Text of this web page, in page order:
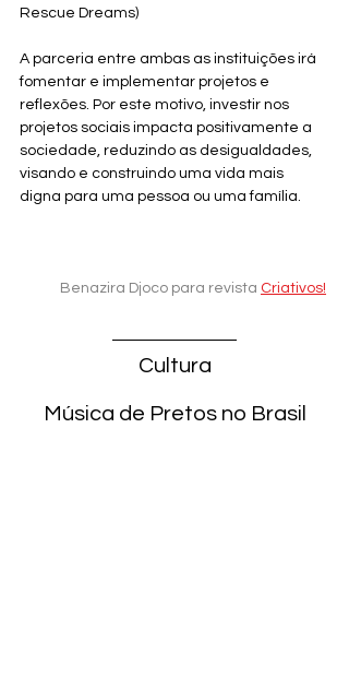
Rescue Dreams)
A parceria entre ambas as instituições irá
fomentar e implementar projetos e
reflexões. Por este motivo, investir nos
projetos sociais impacta positivamente a
sociedade, reduzindo as desigualdades,
visando e construindo uma vida mais
digna para uma pessoa ou uma família.
Benazira Djoco para revista Criativos!
Cultura
Música de Pretos no Brasil